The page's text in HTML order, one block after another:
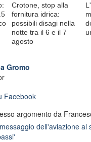
Crotone, stop alla
fornitura idrica:
possibili disagi nella
notte tra il 6 e il 7
agosto
Gromo
Facebook
argomento da
dell'aviazione al